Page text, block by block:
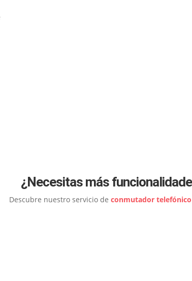
¿Necesitas más
Descubre nuestro servicio de conmutador